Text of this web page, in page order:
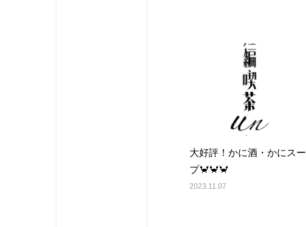
大好評！かに酒・かにスー
プ🦀🦀🦀
2023.11.07